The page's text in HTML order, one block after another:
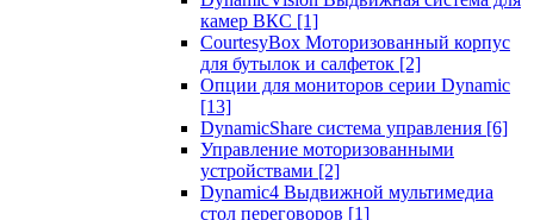
камер ВКС [1]
CourtesyBox Моторизованный корпус
для бутылок и салфеток [2]
Опции для мониторов серии Dynamic
[13]
DynamicShare система управления [6]
Управление моторизованными
устройствами [2]
Dynamic4 Выдвижной мультимедиа
стол переговоров [1]